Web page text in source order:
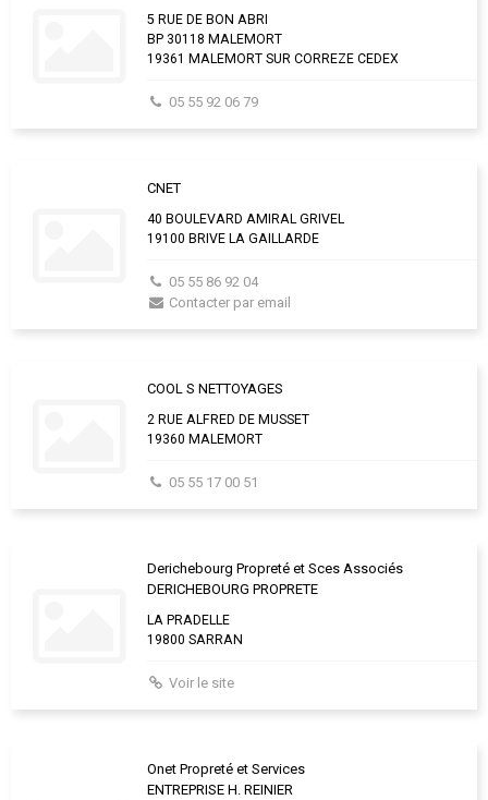
5 RUE DE BON ABRI
BP 30118 MALEMORT
19361 MALEMORT SUR CORREZE CEDEX
05 55 92 06 79
CNET
40 BOULEVARD AMIRAL GRIVEL
19100 BRIVE LA GAILLARDE
05 55 86 92 04
Contacter par email
COOL S NETTOYAGES
2 RUE ALFRED DE MUSSET
19360 MALEMORT
05 55 17 00 51
Derichebourg Propreté et Sces Associés
DERICHEBOURG PROPRETE
LA PRADELLE
19800 SARRAN
Voir le site
Onet Propreté et Services
ENTREPRISE H. REINIER